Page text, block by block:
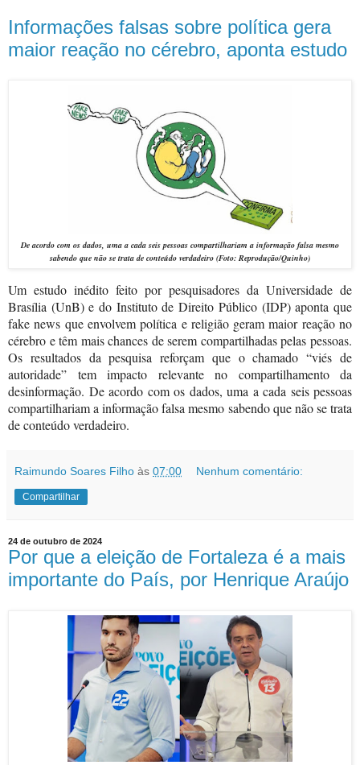
Informações falsas sobre política gera
maior reação no cérebro, aponta estudo
De acordo com os dados, uma a cada seis pessoas compartilhariam a informação falsa mesmo
sabendo que não se trata de conteúdo verdadeiro (Foto: Reprodução/Quinho)
Um estudo inédito feito por pesquisadores da Universidade de
Brasília (UnB) e do Instituto de Direito Público (IDP) aponta que
fake news que envolvem política e religião geram maior reação no
cérebro e têm mais chances de serem compartilhadas pelas pessoas.
Os resultados da pesquisa reforçam que o chamado “viés de
autoridade” tem impacto relevante no compartilhamento da
desinformação. De acordo com os dados, uma a cada seis pessoas
compartilhariam a informação falsa mesmo sabendo que não se trata
de conteúdo verdadeiro.
Raimundo Soares Filho às 07:00 Nenhum comentário:
Compartilhar
24 de outubro de 2024
Por que a eleição de Fortaleza é a mais
importante do País, por Henrique Araújo